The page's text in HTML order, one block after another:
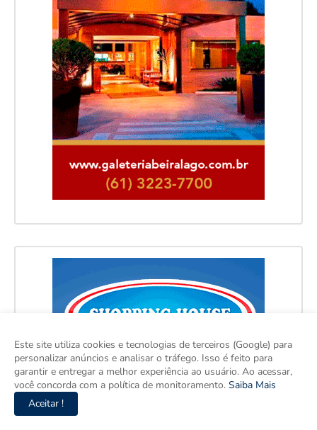
Este site utiliza cookies e tecnologias de terceiros (Google) para
personalizar anúncios e analisar o tráfego. Isso é feito para
garantir e entregar a melhor experiência ao usuário. Ao acessar,
você concorda com a política de monitoramento. Saiba Mais
Aceitar !